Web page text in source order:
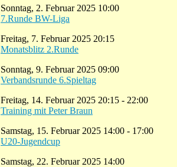
Sonntag, 2. Februar 2025 10:00
7.Runde BW-Liga
Freitag, 7. Februar 2025 20:15
Monatsblitz 2.Runde
Sonntag, 9. Februar 2025 09:00
Verbandsrunde 6.Spieltag
Freitag, 14. Februar 2025 20:15 - 22:00
Training mit Peter Braun
Samstag, 15. Februar 2025 14:00 - 17:00
U20-Jugendcup
Samstag, 22. Februar 2025 14:00